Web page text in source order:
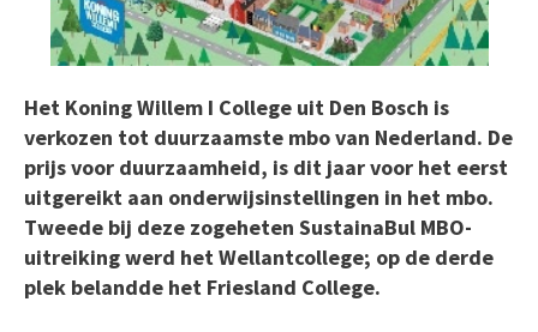
Het Koning Willem I College uit Den Bosch is
verkozen tot duurzaamste mbo van Nederland. De
prijs voor duurzaamheid, is dit jaar voor het eerst
uitgereikt aan onderwijsinstellingen in het mbo.
Tweede bij deze zogeheten SustainaBul MBO-
uitreiking werd het Wellantcollege; op de derde
plek belandde het Friesland College.